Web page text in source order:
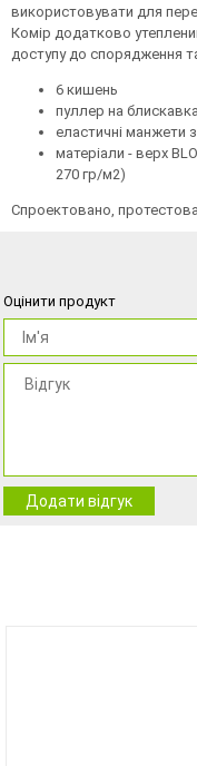
використовувати для
Комір додатково
доступу до спорядження
6 кишень
пуллер на
еластичні манжети
матеріали - верх
270 гр/м2)
Спроектовано,
Оцінити продукт
Додати відгук